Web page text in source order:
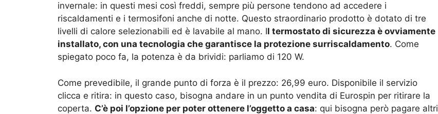
invernale: in questi mesi così freddi, sempre più persone tendono ad accedere i
riscaldamenti e i termosifoni anche di notte. Questo straordinario prodotto è dotato di tre
livelli di calore selezionabili ed è lavabile al mano. Il termostato di sicurezza è ovviamente
installato, con una tecnologia che garantisce la protezione surriscaldamento. Come
spiegato poco fa, la potenza è da brividi: parliamo di 120 W.
Come prevedibile, il grande punto di forza è il prezzo: 26,99 euro. Disponibile il servizio
clicca e ritira: in questo caso, bisogna andare in un punto vendita di Eurospin per ritirare la
coperta. C’è poi l’opzione per poter ottenere l’oggetto a casa: qui bisogna però pagare altri